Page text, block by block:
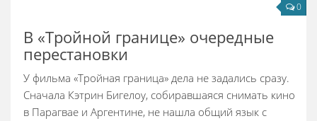
Обзоры
Статьи
0
В «Тройной границе» очередные
перестановки
У фильма «Тройная граница» дела не задались сразу.
Сначала Кэтрин Бигелоу, собиравшаяся снимать кино
в Парагвае и Аргентине, не нашла общий язык с